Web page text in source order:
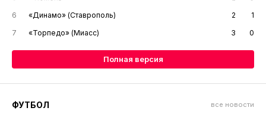
6
«Динамо» (Ставрополь) 2
1
7
«Торпедо» (Миасс) 3 0
Полная версия
ФУТБОЛ все новости